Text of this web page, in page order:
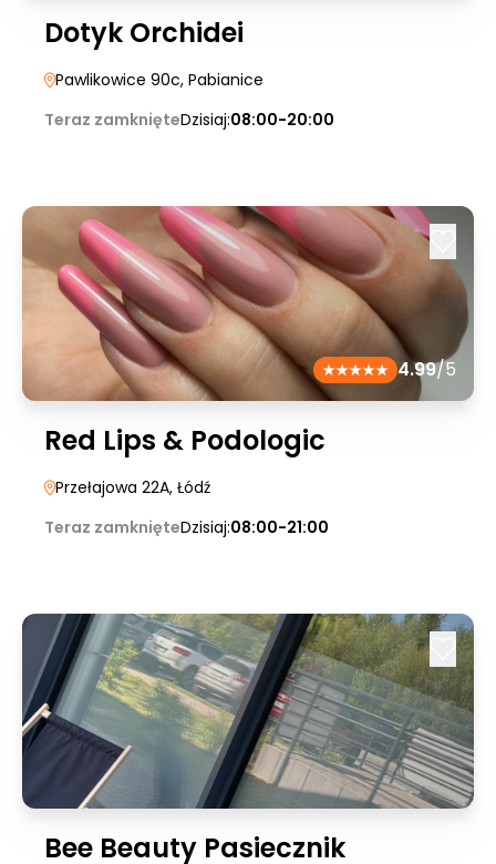
Dotyk Orchidei
Pawlikowice 90c, Pabianice
Teraz zamknięteDzisiaj:08:00-20:00
4.99/5
Red Lips & Podologic
Przełajowa 22A, Łódź
Teraz zamknięteDzisiaj:08:00-21:00
Bee Beauty Pasiecznik